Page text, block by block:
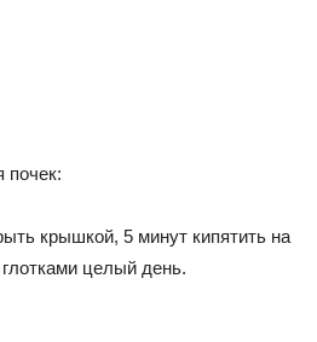
почек:
крышкой, 5 минут кипятить на
целый день.